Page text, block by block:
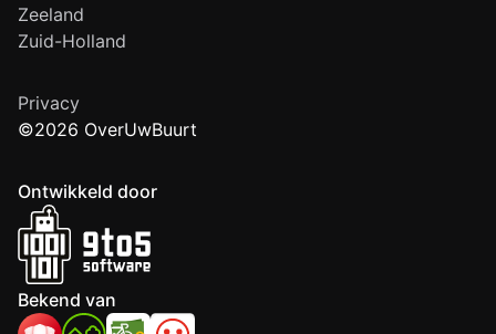
Zeeland
Zuid-Holland
Privacy
©2026 OverUwBuurt
Ontwikkeld door
Bekend van